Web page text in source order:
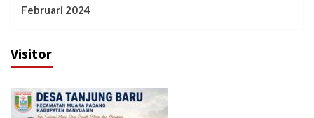
Februari 2024
Visitor